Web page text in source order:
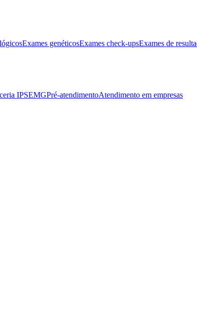
Exames genéticosExames check-upsExames de
IPSEMGPré-atendimentoAtendimento em empresas